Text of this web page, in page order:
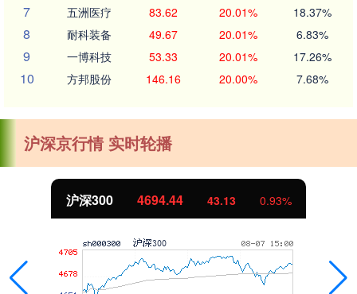
7 五洲医疗 83.62 20.01% 18.37%
8 耐科装备 49.67 20.01% 6.83%
9 一博科技 53.33 20.01% 17.26%
10 方邦股份 146.16 20.00% 7.68%
沪深京行情 实时轮播
北证50 1134.24 11.37 1.01%